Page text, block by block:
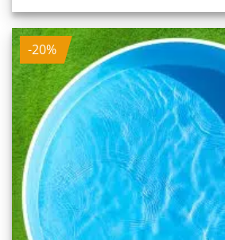
war:
1.797,00 €
ist:
1.437,60 €.
-20%